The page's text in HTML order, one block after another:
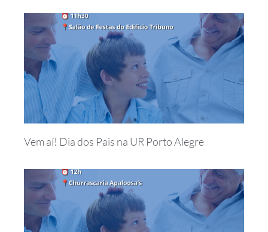
Vem aí! Dia dos Pais na UR Porto Alegre